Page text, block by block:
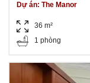
Dự án: The Manor
36 m²
1 phòng